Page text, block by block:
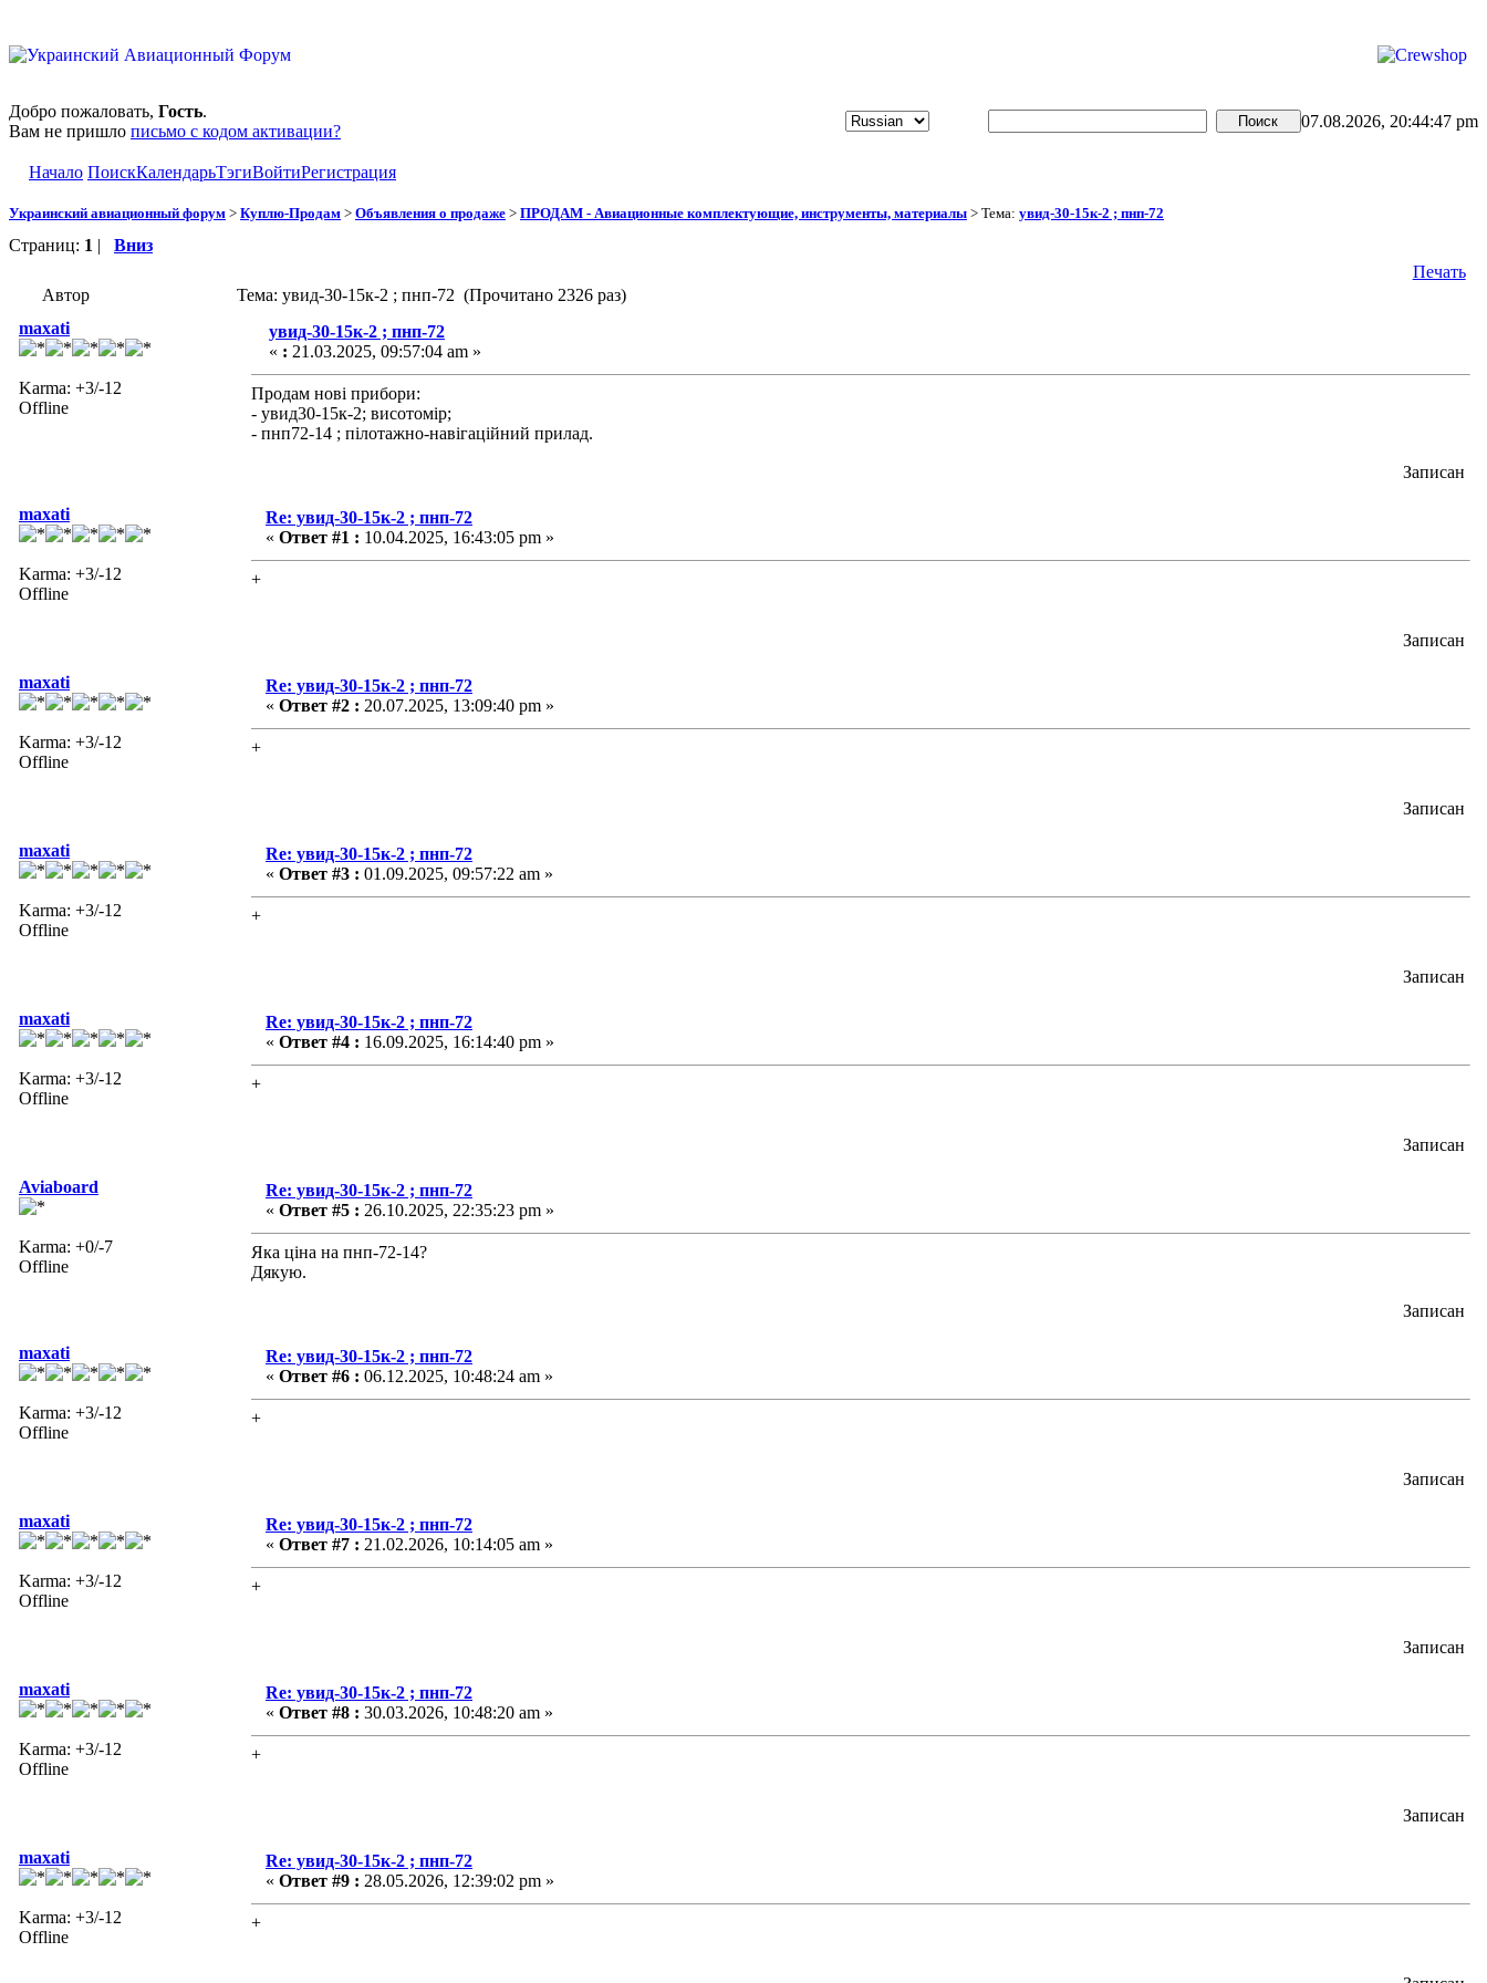
Добро пожаловать, Гость.
Вам не пришло письмо с кодом активации?
07.08.2026, 20:44:47 pm
Начало ПоискКалендарьТэгиВойтиРегистрация
Украинский авиационный форум > Куплю-Продам > Объявления о продаже > ПРОДАМ - Авиационные комплектующие, инструменты, материалы > Тема: увид-30-15к-2 ; пнп-72
Страниц: 1 | Вниз
Печать
Автор
Тема: увид-30-15к-2 ; пнп-72 (Прочитано 2326 раз)
maxati
Karma: +3/-12
Offline
увид-30-15к-2 ; пнп-72
« : 21.03.2025, 09:57:04 am »
Продам нові прибори:
- увид30-15к-2; висотомір;
- пнп72-14 ; пілотажно-навігаційний прилад.
Записан
maxati
Karma: +3/-12
Offline
Re: увид-30-15к-2 ; пнп-72
« Ответ #1 : 10.04.2025, 16:43:05 pm »
+
Записан
maxati
Karma: +3/-12
Offline
Re: увид-30-15к-2 ; пнп-72
« Ответ #2 : 20.07.2025, 13:09:40 pm »
+
Записан
maxati
Karma: +3/-12
Offline
Re: увид-30-15к-2 ; пнп-72
« Ответ #3 : 01.09.2025, 09:57:22 am »
+
Записан
maxati
Karma: +3/-12
Offline
Re: увид-30-15к-2 ; пнп-72
« Ответ #4 : 16.09.2025, 16:14:40 pm »
+
Записан
Aviaboard
Karma: +0/-7
Offline
Re: увид-30-15к-2 ; пнп-72
« Ответ #5 : 26.10.2025, 22:35:23 pm »
Яка ціна на пнп-72-14?
Дякую.
Записан
maxati
Karma: +3/-12
Offline
Re: увид-30-15к-2 ; пнп-72
« Ответ #6 : 06.12.2025, 10:48:24 am »
+
Записан
maxati
Karma: +3/-12
Offline
Re: увид-30-15к-2 ; пнп-72
« Ответ #7 : 21.02.2026, 10:14:05 am »
+
Записан
maxati
Karma: +3/-12
Offline
Re: увид-30-15к-2 ; пнп-72
« Ответ #8 : 30.03.2026, 10:48:20 am »
+
Записан
maxati
Karma: +3/-12
Offline
Re: увид-30-15к-2 ; пнп-72
« Ответ #9 : 28.05.2026, 12:39:02 pm »
+